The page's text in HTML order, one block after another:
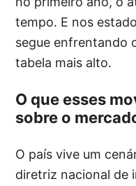
tempo. E nos
segue enfrentando
tabela mais alto.
O que esses
sobre o
O país vive um
diretriz nacional de